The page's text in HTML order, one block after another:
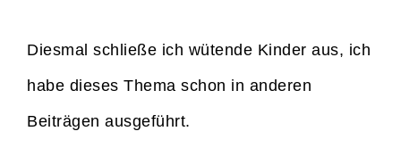
Diesmal schließe ich wütende Kinder aus, ich
habe dieses Thema schon in anderen
Beiträgen ausgeführt.